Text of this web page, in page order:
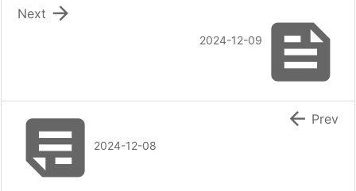

2024-12-09

Next
2024-12-08
 Prev